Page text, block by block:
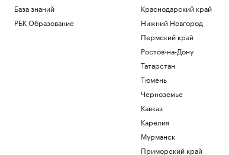
Политика
Три российских аэропорта закрыли для
полетов
запуску собственного мессенджера
База знаний
РБК Образование
Краснодарский край
Нижний Новгород
Пермский край
Ростов-на-Дону
Татарстан
Тюмень
Черноземье
Кавказ
Карелия
Мурманск
Приморский край